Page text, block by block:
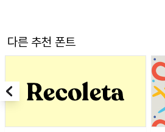
다른 추천 폰트